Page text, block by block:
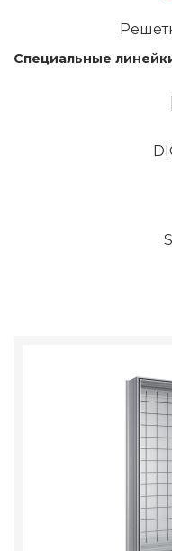
Специальные